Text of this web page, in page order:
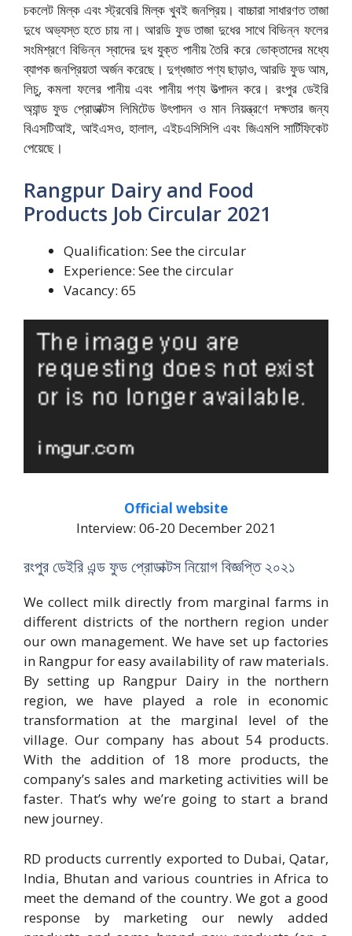
চকলেট মিল্ক এবং স্ট্রবেরি মিল্ক খুবই জনপ্রিয়। বাচ্চারা সাধারণত তাজা
দুধে অভ্যস্ত হতে চায় না। আরডি ফুড তাজা দুধের সাথে বিভিন্ন ফলের
সংমিশ্রণে বিভিন্ন স্বাদের দুধ যুক্ত পানীয় তৈরি করে ভোক্তাদের মধ্যে
ব্যাপক জনপ্রিয়তা অর্জন করেছে। দুগ্ধজাত পণ্য ছাড়াও, আরডি ফুড আম,
লিচু, কমলা ফলের পানীয় এবং পানীয় পণ্য উত্পাদন করে। রংপুর ডেইরি
অ্যান্ড ফুড প্রোডাক্টস লিমিটেড উৎপাদন ও মান নিয়ন্ত্রণে দক্ষতার জন্য
বিএসটিআই, আইএসও, হালাল, এইচএসিসিপি এবং জিএমপি সার্টিফিকেট
পেয়েছে।
Rangpur Dairy and Food
Products Job Circular 2021
Qualification: See the circular
Experience: See the circular
Vacancy: 65
Official website
Interview: 06-20 December 2021
রংপুর ডেইরি এন্ড ফুড প্রোডাক্টস নিয়োগ বিজ্ঞপ্তি ২০২১
We collect milk directly from marginal farms in
different districts of the northern region under
our own management. We have set up factories
in Rangpur for easy availability of raw materials.
By setting up Rangpur Dairy in the northern
region, we have played a role in economic
transformation at the marginal level of the
village. Our company has about 54 products.
With the addition of 18 more products, the
company’s sales and marketing activities will be
faster. That’s why we’re going to start a brand
new journey.
RD products currently exported to Dubai, Qatar,
India, Bhutan and various countries in Africa to
meet the demand of the country. We got a good
response by marketing our newly added